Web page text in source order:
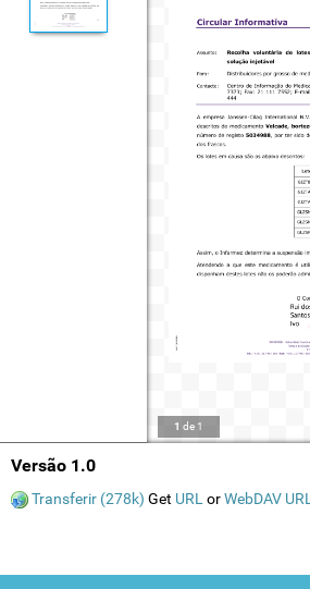
1 de 1
Versão 1.0
Transferir (278k) Get URL orWebDAV URL